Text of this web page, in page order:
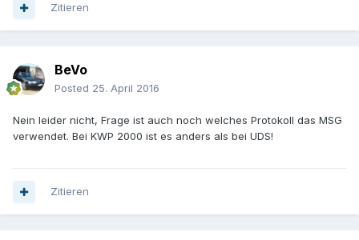
Zitieren
BeVo
Posted 25. April 2016
Nein leider nicht, Frage ist auch noch welches Protokoll das MSG
verwendet. Bei KWP 2000 ist es anders als bei UDS!
Zitieren